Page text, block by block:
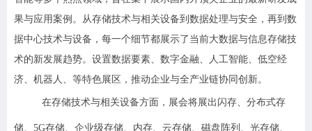
果与应用案例。从存储技术与相关设备到数据处理与安全，再到数
据中心技术与设备，每一个细节都展示了当前大数据与信息存储技
术的新发展趋势。设置数据要素、数字金融、人工智能、低空经
济、机器人、等特色展区，推动企业与全产业链协同创新。
在存储技术与相关设备方面，展会将展出闪存、分布式存
储、5G存储、企业级存储、内存、云存储、磁盘阵列、光存储、